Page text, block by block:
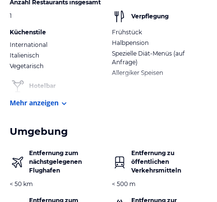
Anzahl Restaurants insgesamt
1
Küchenstile
International
Italienisch
Vegetarisch
Hotelbar
Verpflegung
Frühstück
Halbpension
Spezielle Diät-Menüs (auf
Anfrage)
Allergiker Speisen
Mehr anzeigen
Umgebung
Entfernung zum
nächstgelegenen
Flughafen
< 50 km
Entfernung zum
Entfernung zu
öffentlichen
Verkehrsmitteln
< 500 m
Entfernung zur